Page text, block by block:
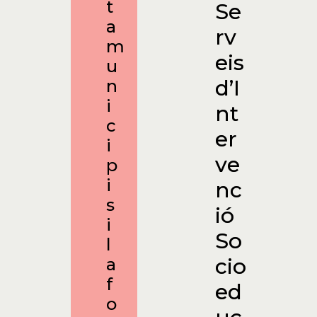
t
a
m
u
n
i
c
i
p
i
s
i
l
a
f
o
Se
rv
eis
d’I
nt
er
ve
nc
ió
So
cio
ed